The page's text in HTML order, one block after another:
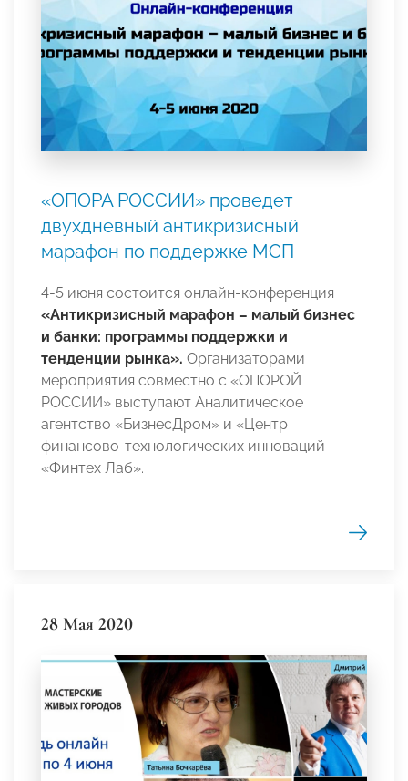
«ОПОРА РОССИИ» проведет
двухдневный антикризисный
марафон по поддержке МСП
4-5 июня состоится онлайн-конференция
«Антикризисный марафон – малый бизнес
и банки: программы поддержки и
тенденции рынка». Организаторами
мероприятия совместно с «ОПОРОЙ
РОССИИ» выступают Аналитическое
агентство «БизнесДром» и «Центр
финансово-технологических инноваций
«Финтех Лаб».
28 Мая 2020